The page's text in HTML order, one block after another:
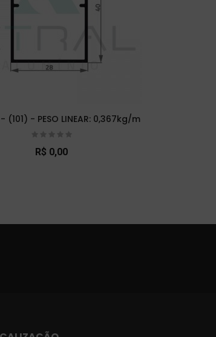
(101) - PESO LINEAR: 0,367kg/m
R$ 0,00